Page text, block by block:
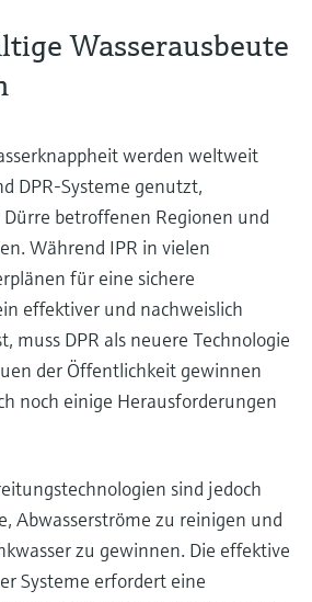
Wasserausbeute
werden weltweit
DPR-Systeme genutzt,
betroffenen Regionen und
Während IPR in vielen
für eine sichere
effektiver und nachweislich
muss DPR als neuere Technologie
der Öffentlichkeit gewinnen
noch einige Herausforderungen
sind jedoch
Abwasserströme zu reinigen und
zu gewinnen. Die effektive
Systeme erfordert eine